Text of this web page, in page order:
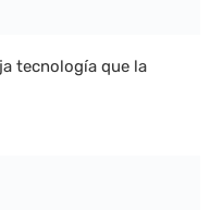
tecnología que la